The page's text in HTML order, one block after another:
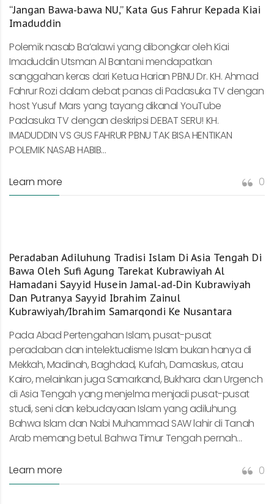
“Jangan Bawa-bawa NU,” Kata Gus Fahrur Kepada Kiai
Imaduddin
Polemik nasab Ba’alawi yang dibongkar oleh Kiai
Imaduddin Utsman Al Bantani mendapatkan
sanggahan keras dari Ketua Harian PBNU Dr. KH. Ahmad
Fahrur Rozi dalam debat panas di Padasuka TV dengan
host Yusuf Mars yang tayang dikanal YouTube
Padasuka TV dengan deskripsi DEBAT SERU! KH.
IMADUDDIN VS GUS FAHRUR PBNU TAK BISA HENTIKAN
POLEMIK NASAB HABIB...
Learn more 0
Peradaban Adiluhung Tradisi Islam Di Asia Tengah Di
Bawa Oleh Sufi Agung Tarekat Kubrawiyah Al
Hamadani Sayyid Husein Jamal-ad-Din Kubrawiyah
Dan Putranya Sayyid Ibrahim Zainul
Kubrawiyah/Ibrahim Samarqondi Ke Nusantara
Pada Abad Pertengahan Islam, pusat-pusat
peradaban dan intelektualisme Islam bukan hanya di
Mekkah, Madinah, Baghdad, Kufah, Damaskus, atau
Kairo, melainkan juga Samarkand, Bukhara dan Urgench
di Asia Tengah yang menjelma menjadi pusat-pusat
studi, seni dan kebudayaan Islam yang adiluhung.
Bahwa Islam dan Nabi Muhammad SAW lahir di Tanah
Arab memang betul. Bahwa Timur Tengah pernah...
Learn more 0